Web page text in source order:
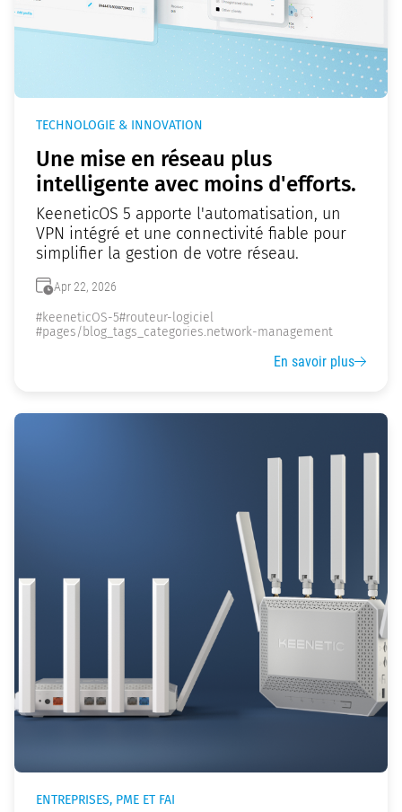
TECHNOLOGIE & INNOVATION
Une mise en réseau plus
intelligente avec moins d'efforts.
KeeneticOS 5 apporte l'automatisation, un
VPN intégré et une connectivité fiable pour
simplifier la gestion de votre réseau.
Apr 22, 2026
#keeneticOS-5#routeur-logiciel
#pages/blog_tags_categories.network-management
En savoir plus
ENTREPRISES, PME ET FAI